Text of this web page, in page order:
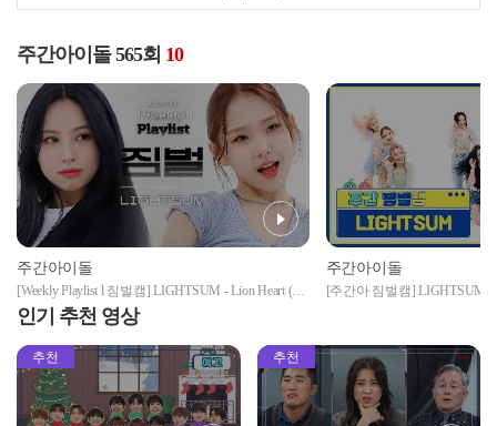
주간아이돌 565회 10
주간아이돌
[Weekly Playlist l 짐벌캠] LIGHTSUM - Lion Heart (라
잇썸 - 라이언 하트) (원곡 : 소녀시대) l EP.565
주간아이돌
[주간아 짐벌캠] LIGHTSUM
인기 추천 영상
추천 추천